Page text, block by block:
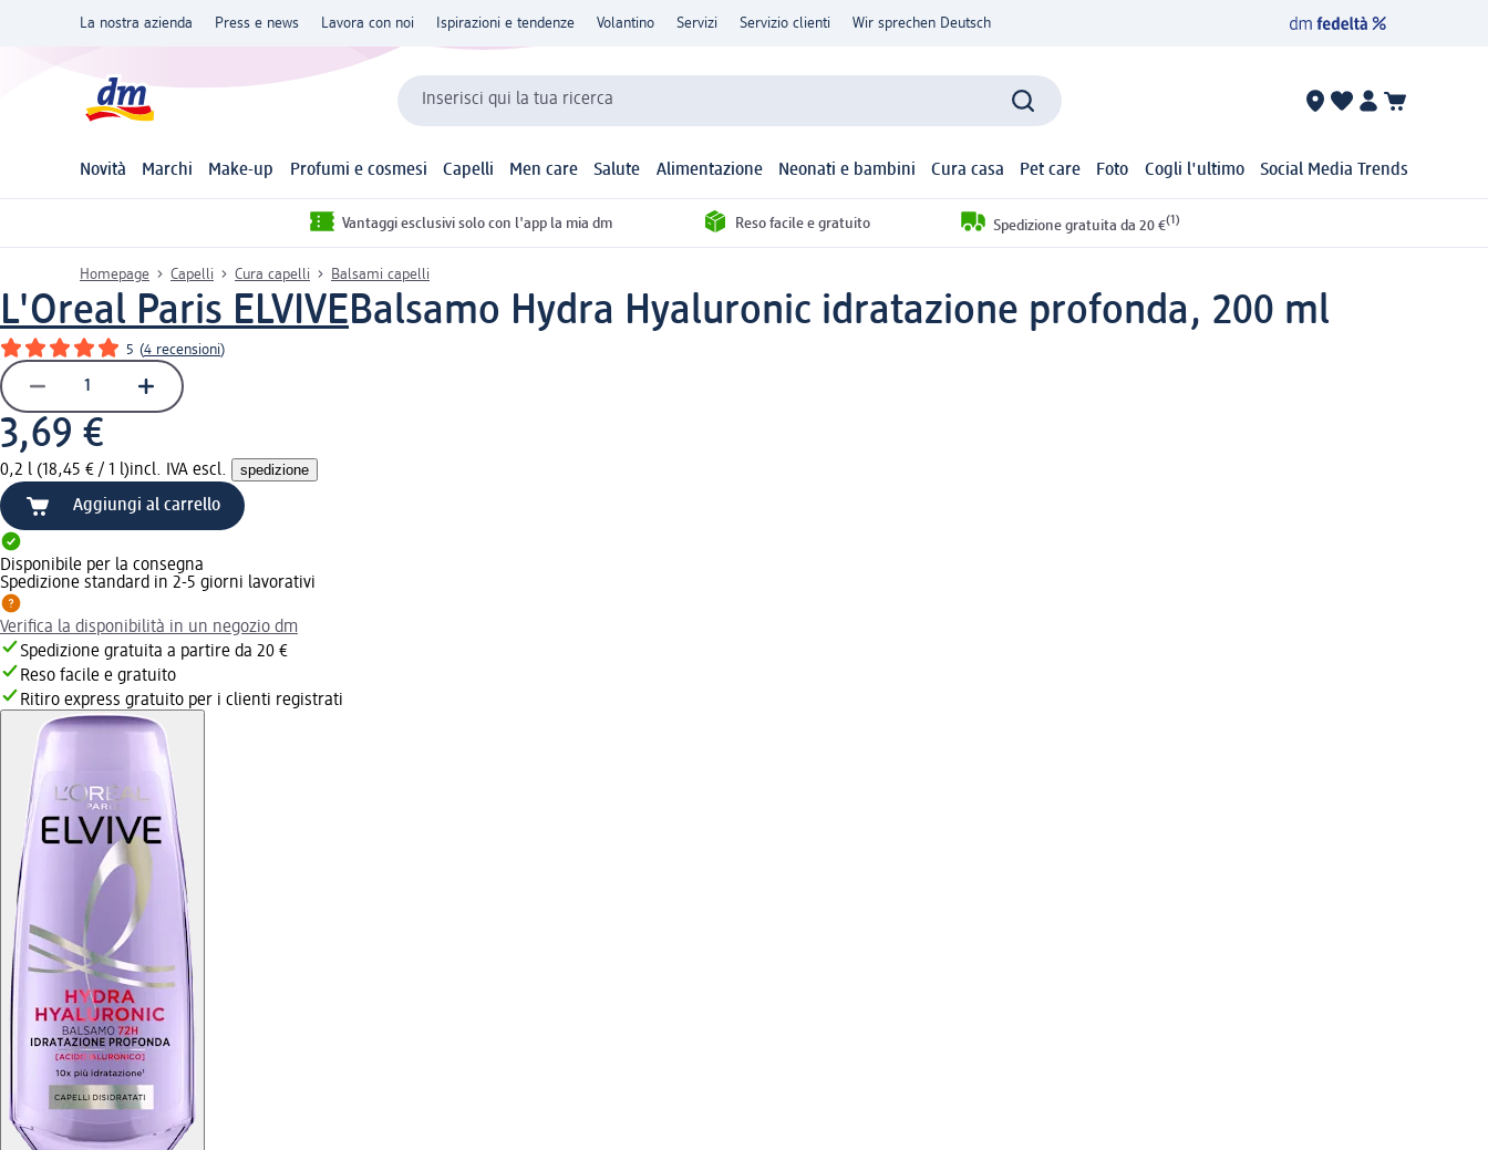
La nostra azienda Press e news Lavora con noi Ispirazioni e tendenze Volantino Servizi Servizio clienti Wir sprechen Deutsch
Inserisci qui la tua ricerca
Novità Marchi Make-up Profumi e cosmesi Capelli Men care Salute Alimentazione Neonati e bambini Cura casa Pet care Foto Cogli l'ultimo Social Media Trends
Vantaggi esclusivi solo con l'app la mia dm Reso facile e gratuito Spedizione gratuita da 20 €(1)
Homepage Capelli Cura capelli Balsami capelli
L'Oreal Paris ELVIVEBalsamo Hydra Hyaluronic idratazione profonda, 200 ml
5 (4 recensioni)
3,69 €
0,2 l (18,45 € / 1 l)incl. IVA escl. spedizione
Aggiungi al carrello
Disponibile per la consegna
Spedizione standard in 2-5 giorni lavorativi
Verifica la disponibilità in un negozio dm
Spedizione gratuita a partire da 20 €
Reso facile e gratuito
Ritiro express gratuito per i clienti registrati